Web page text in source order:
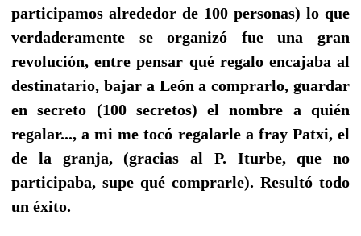
participamos alrededor de 100 personas) lo que
verdaderamente se organizó fue una gran
revolución, entre pensar qué regalo encajaba al
destinatario, bajar a León a comprarlo, guardar
en secreto (100 secretos) el nombre a quién
regalar..., a mi me tocó regalarle a fray Patxi, el
de la granja, (gracias al P. Iturbe, que no
participaba, supe qué comprarle). Resultó todo
un éxito.